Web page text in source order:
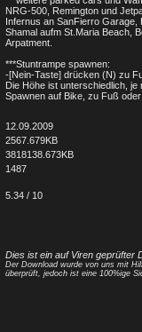
NRG-500, Remington und
Infernus an SanFierro Garage,
Shamal aufm St.Maria Beach,
Arpatment.
***Stuntrampe spawnen:
-[Nein-Taste] drücken (N) zu
Die Höhe ist unterschiedlich, je
Spawnen auf Bike, zu Fuß
12.09.2009
2567.679KB
3818138.673KB
1487
5.34 / 10
Dies ist ein auf Viren geprüfter
Der Download wurde von uns mit
überprüft, jedoch ist eine 100%ige